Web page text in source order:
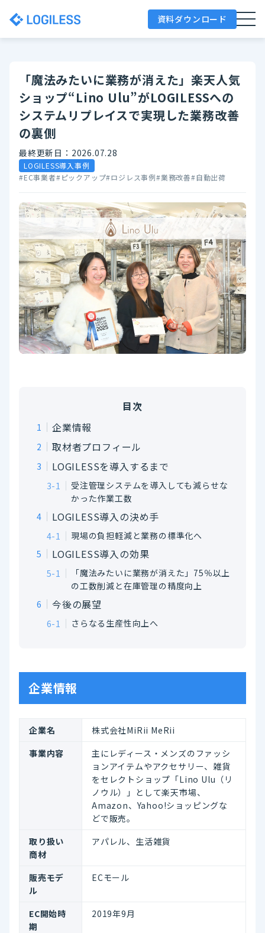
資料ダウンロード
「魔法みたいに業務が消えた」楽天人気
ショップ“Lino Ulu”がLOGILESSへの
システムリプレイスで実現した業務改善
の裏側
最終更新日：2026.07.28
LOGILESS導入事例
#EC事業者#ピックアップ#ロジレス事例#業務改善#自動出荷
目次
企業情報
取材者プロフィール
LOGILESSを導入するまで
受注管理システムを導入しても減らせな
かった作業工数
LOGILESS導入の決め手
現場の負担軽減と業務の標準化へ
LOGILESS導入の効果
「魔法みたいに業務が消えた」75％以上
の工数削減と在庫管理の精度向上
今後の展望
さらなる生産性向上へ
企業情報
企業名
株式会社MiRii MeRii
事業内容
主にレディース・メンズのファッシ
ョンアイテムやアクセサリー、雑貨
をセレクトショップ「Lino Ulu（リ
ノウル）」として楽天市場、
Amazon、Yahoo!ショッピングな
どで販売。
取り扱い
商材
アパレル、生活雑貨
販売モデ
ル
ECモール
EC開始時
期
2019年9月